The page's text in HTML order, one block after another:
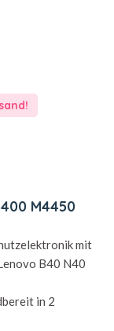
M4450
mit
B40 N40
in 2